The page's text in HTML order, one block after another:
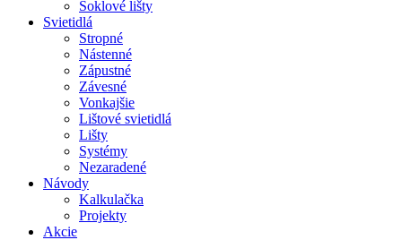
Soklové lišty
Svietidlá
Stropné
Nástenné
Zápustné
Závesné
Vonkajšie
Lištové svietidlá
Lišty
Systémy
Nezaradené
Návody
Kalkulačka
Projekty
Akcie